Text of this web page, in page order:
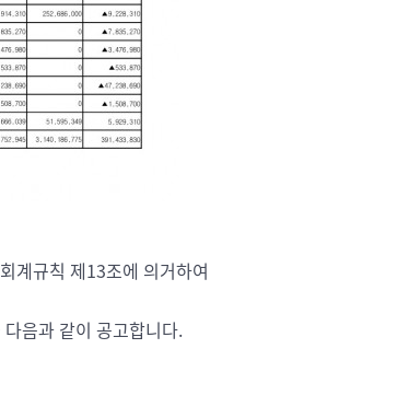
계규칙 제13조에 의거하여
음과 같이 공고합니다.